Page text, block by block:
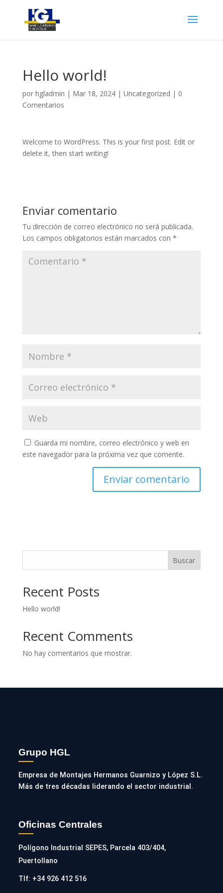
Hello world!
por hgladmin | Mar 18, 2024| Uncategorized | 0
Comentarios
Welcome to WordPress. This is your first post. Edit or
delete it, then start writing!
Enviar comentario
Tu dirección de correo electrónico no será publicada.
Los campos obligatorios están marcados con *
Guarda mi nombre, correo electrónico y web en
este navegador para la próxima vez que comente.
Buscar
Recent Posts
Hello world!
Recent Comments
No hay comentarios que mostrar.
Grupo HGL
Empresa de Montajes Hermanos Guarnizo y López S.L.
Más de tres décadas liderando el sector industrial.
Oficinas Centrales
Polígono Industrial SEPES, Parcela 403/404,
Puertollano
Tlf: +34 926 412 516